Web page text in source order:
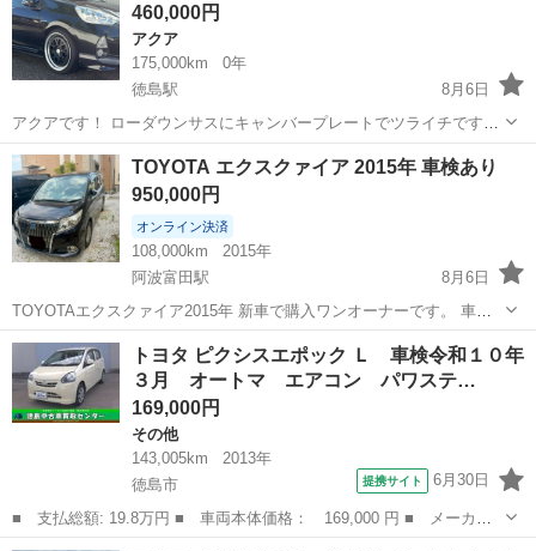
期的に交...
460,000円
アクア
175,000km
0年
徳島駅
8月6日
アクアです！ ローダウンサスにキャンバープレートでツライチです！
エアロもついてます！ 中期テール ATOTOのディスプレイオーディオ
にバックカメラもついてます！ ボディー、ホイール共に傷あります。
16万キロぐらいでディー...
徳島 徳島市 アクア
TOYOTA エクスクァイア 2015年 車検あり
950,000円
オンライン決済
108,000km
2015年
阿波富田駅
8月6日
TOYOTAエクスクァイア2015年 新車で購入ワンオーナーです。 車検9
月まで 不具合はありません。 乗らないのでお譲りします。 現車確認
お願いいたします。
徳島 徳島市 阿波富田駅 トヨタ
トヨタ ピクシスエポック Ｌ 車検令和１０年
３月 オートマ エアコン パワステ…
169,000円
その他
143,005km
2013年
徳島市
提携サイト 6月30日
■ 支払総額: 19.8万円 ■ 車両本体価格： 169,000 円 ■ メーカー
名： トヨタ ■ 車種名： ピクシスエポック ■ グレード名：